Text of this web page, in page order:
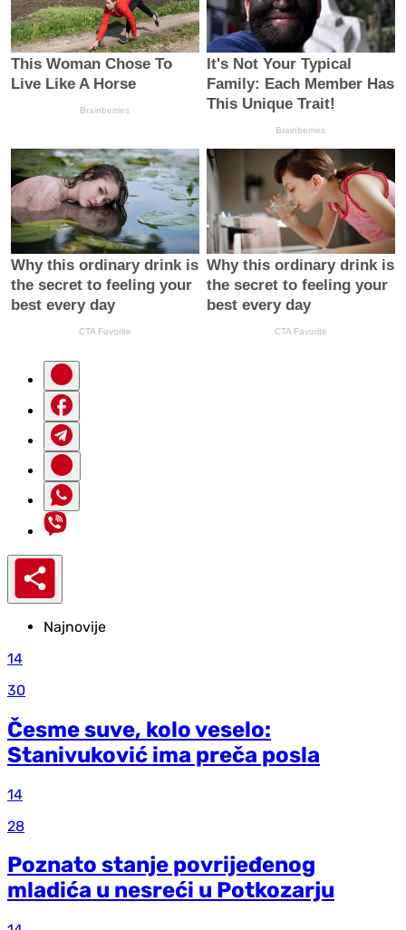
Najnovije
14
30
Česme suve, kolo veselo:
Stanivuković ima preča posla
14
28
Poznato stanje povrijeđenog
mladića u nesreći u Potkozarju